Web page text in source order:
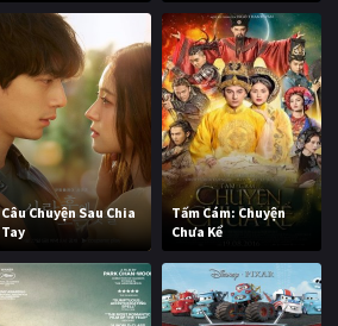
Câu Chuyện Sau Chia
Tay
Tấm Cám: Chuyện
Chưa Kể